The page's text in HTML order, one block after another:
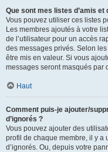
Que sont mes listes d’amis et
Vous pouvez utiliser ces listes
Les membres ajoutés à votre
de l’utilisateur pour un accès
des messages privés. Selon
être mis en valeur. Si vous
messages seront masqués par
Haut
Comment puis-je ajouter/
d’ignorés ?
Vous pouvez ajouter des
profil de chaque membre, il y a
d’ignorés. Ou, depuis votre